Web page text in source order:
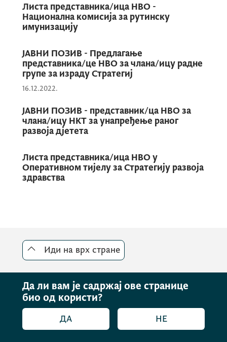
Листа представника/ица НВО -
Национална комисија за рутинску
имунизацију
ЈАВНИ ПОЗИВ - Предлагање
представника/це НВО за члана/ицу радне
групе за израду Стратегиј
16.12.2022.
ЈАВНИ ПОЗИВ - представник/ца НВО за
члана/ицу НКТ за унапређење раног
развоја дјетета
Листа представника/ица НВО у
Оперативном тијелу за Стратегију развоја
здравства
Иди на врх стране
Да ли вам је садржај ове странице
био од користи?
ДА НЕ